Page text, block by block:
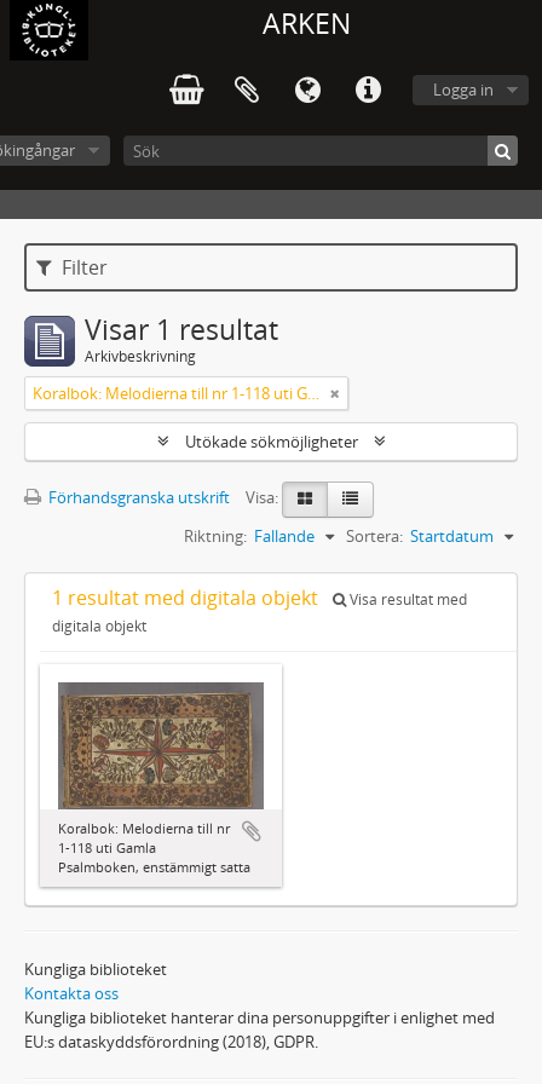
ARKEN
Logga in
Filter
Visar 1 resultat
Arkivbeskrivning
Koralbok: Melodierna till nr 1-118 uti Gamla Psalmboken, enstämmigt satta
Utökade sökmöjligheter
Förhandsgranska utskrift
Visa:
Sortera: Startdatum
Riktning: Fallande
1 resultat med digitala objekt
Visa resultat med
digitala objekt
Koralbok: Melodierna till nr
1-118 uti Gamla
Psalmboken, enstämmigt satta
Kungliga biblioteket
Kontakta oss
Kungliga biblioteket hanterar dina personuppgifter i enlighet med
EU:s dataskyddsförordning (2018), GDPR.